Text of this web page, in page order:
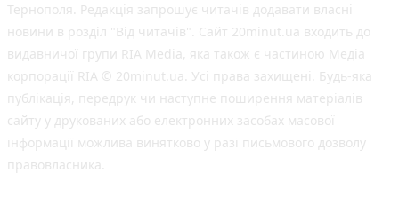
Тернополя. Редакція запрошує читачів додавати власні
новини в розділ "Від читачів". Сайт 20minut.ua входить до
видавничої групи RIA Media, яка також є частиною Медіа
корпорації RIA © 20minut.ua. Усі права захищені. Будь-яка
публiкацiя, передрук чи наступне поширення матеріалів
сайту у друкованих або електронних засобах масової
інформації можлива винятково у разі письмового дозволу
правовласника.